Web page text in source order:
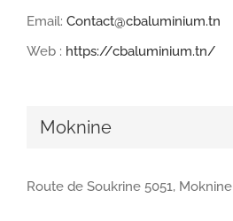
Email: Contact@cbaluminium.tn
Web : https://cbaluminium.tn/
Moknine
Route de Soukrine 5051, Moknine